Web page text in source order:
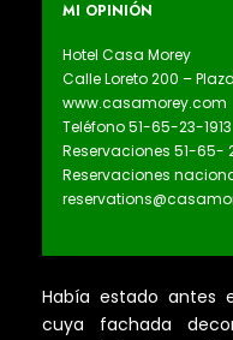
MI OPINIÓN
Hotel Casa Morey
Calle Loreto 200 –
www.casamorey.com
Teléfono 51-65-23-1913
Reservaciones 51-65-
Reservaciones
Había estado antes
cuya fachada